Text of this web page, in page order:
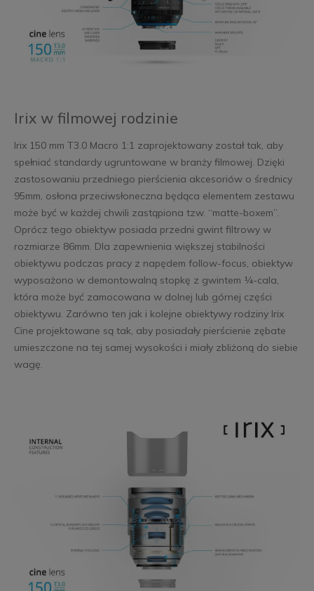
Irix w filmowej rodzinie
Irix 150 mm T3.0 Macro 1:1 zaprojektowany został tak, aby
spełniać standardy ugruntowane w branży filmowej. Dzięki
zastosowaniu przedniego pierścienia akcesoriów o średnicy
95mm, osłona przeciwsłoneczna będąca elementem zestawu
może być w każdej chwili zastąpiona tzw. “matte-boxem”.
Oprócz tego obiektyw posiada przedni gwint filtrowy w
rozmiarze 86mm. Dla zapewnienia większej stabilności
obiektywu podczas pracy z napędem follow-focus, obiektyw
wyposażono w demontowalną stopkę z gwintem ¼-cala,
która może być zamocowana w dolnej lub górnej części
obiektywu. Zarówno ten jak i kolejne obiektywy rodziny Irix
Cine projektowane są tak, aby posiadały pierścienie zębate
umieszczone na tej samej wysokości i miały zbliżoną do siebie
wagę.